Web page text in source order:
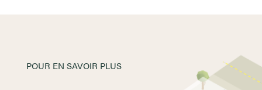
POUR EN SAVOIR PLUS